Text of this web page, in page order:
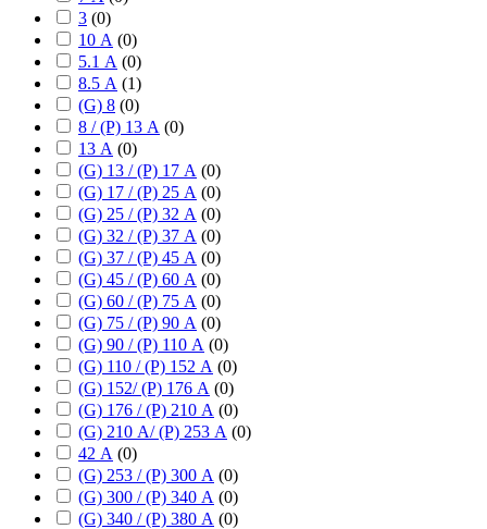
3 (0)
10 А (0)
5.1 А (0)
8.5 А (1)
(G) 8 (0)
8 / (P) 13 А (0)
13 А (0)
(G) 13 / (P) 17 А (0)
(G) 17 / (P) 25 А (0)
(G) 25 / (P) 32 А (0)
(G) 32 / (P) 37 А (0)
(G) 37 / (P) 45 А (0)
(G) 45 / (P) 60 А (0)
(G) 60 / (P) 75 А (0)
(G) 75 / (P) 90 А (0)
(G) 90 / (P) 110 А (0)
(G) 110 / (P) 152 А (0)
(G) 152/ (P) 176 А (0)
(G) 176 / (P) 210 А (0)
(G) 210 А/ (P) 253 А (0)
42 А (0)
(G) 253 / (P) 300 А (0)
(G) 300 / (P) 340 А (0)
(G) 340 / (P) 380 А (0)